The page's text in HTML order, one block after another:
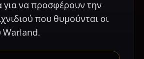
για να προσφέρουν την
που θυμούνται οι
Warland.